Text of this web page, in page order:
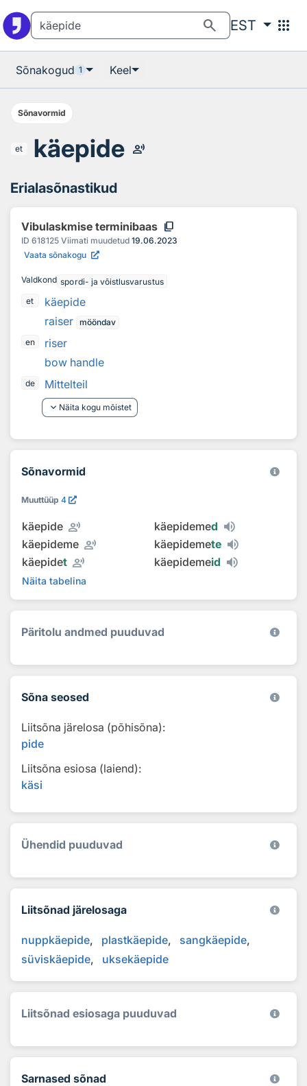
search EST apps
Sõnakogud 1 Keel
Sõnavormid
et käepide record_voice_over
Erialasõnastikud
Vibulaskmise terminibaas content_copy
ID 618125 Viimati muudetud 19.06.2023
Vaata sõnakogu
Valdkond spordi- ja võistlusvarustus
et
käepide
raiser mööndav
en
riser
bow handle
de
Mittelteil
keyboard_arrow_down Näita kogu mõistet
Sõnavormid
Muuttüüp 4
käepide record_voice_over käepidemed
käepideme record_voice_over käepidemete
käepidet record_voice_over käepidemeid
Näita tabelina
Päritolu andmed puuduvad
Sõna seosed
Liitsõna järelosa (põhisõna):
pide
Liitsõna esiosa (laiend):
käsi
Ühendid puuduvad
Liitsõnad järelosaga
nuppkäepide plastkäepide
sangkäepide
süviskäepide
uksekäepide
Liitsõnad esiosaga puuduvad
Sarnased sõnad